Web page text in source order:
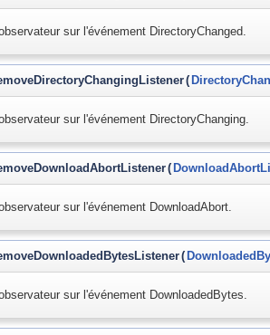
sur l'événement DirectoryChanged.
(
sur l'événement DirectoryChanging.
(
sur l'événement DownloadAbort.
(
sur l'événement DownloadedBytes.